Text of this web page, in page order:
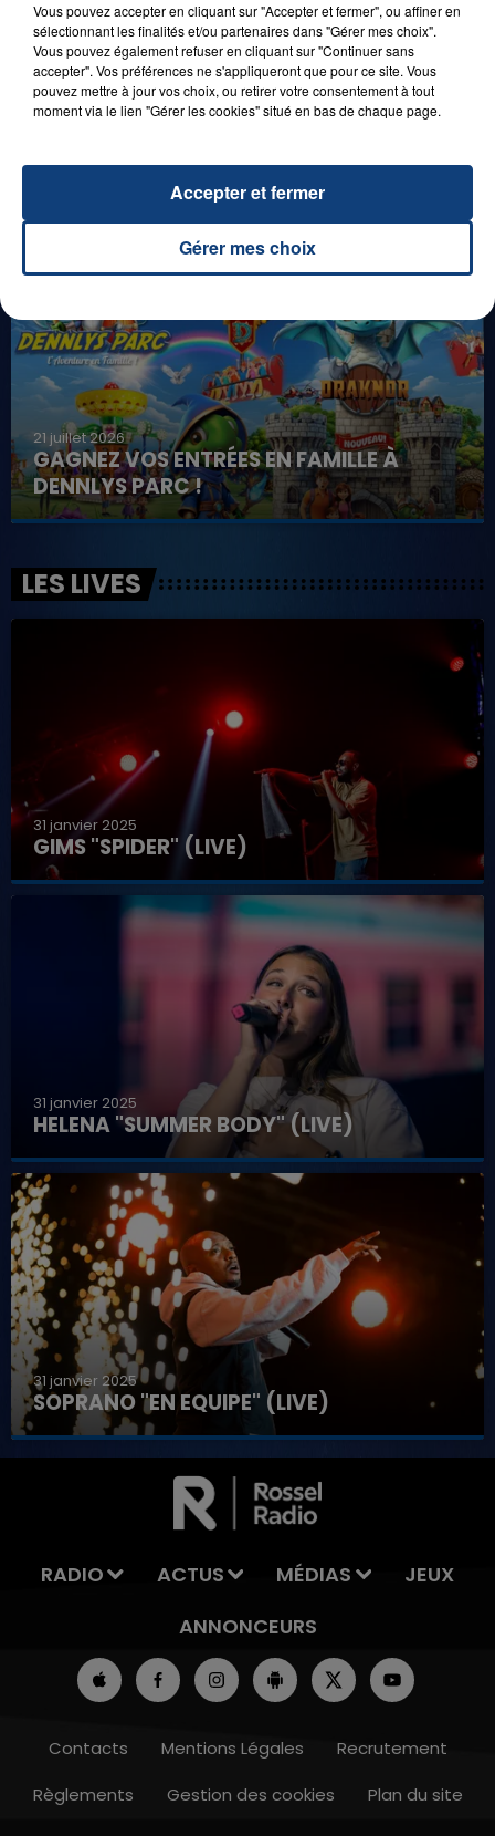
LA TEAM DE L'ÉTÉ
GAGNEZ VOS ENTRÉES POUR TOUTE LA
FAMILLE À PLOPSAQUA !
21 juillet 2026
GAGNEZ VOS ENTRÉES EN FAMILLE À
DENNLYS PARC !
LES LIVES
31 janvier 2025
GIMS "SPIDER" (LIVE)
31 janvier 2025
HELENA "SUMMER BODY" (LIVE)
31 janvier 2025
SOPRANO "EN EQUIPE" (LIVE)
RADIO ACTUS MÉDIAS
JEUX
ANNONCEURS
Contacts Mentions Légales
Recrutement
Règlements
Gestion des cookies Plan du site
Vous pouvez accepter en cliquant sur "Accepter et fermer", ou affiner en
sélectionnant les finalités et/ou partenaires dans "Gérer mes choix".
Vous pouvez également refuser en cliquant sur "Continuer sans
accepter". Vos préférences ne s'appliqueront que pour ce site. Vous
pouvez mettre à jour vos choix, ou retirer votre consentement à tout
moment via le lien "Gérer les cookies" situé en bas de chaque page.
Gérer mes choix
Accepter et fermer